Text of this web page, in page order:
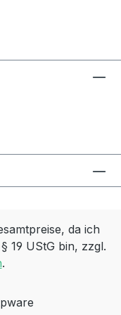
da ich
19 UStG bin, zzgl.
.